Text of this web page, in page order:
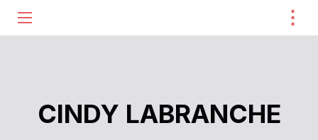
⋮
CINDY LABRANCHE